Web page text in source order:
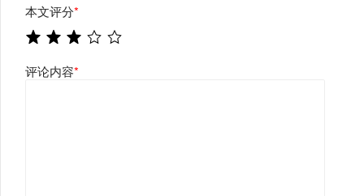
本文评分*
评论内容*